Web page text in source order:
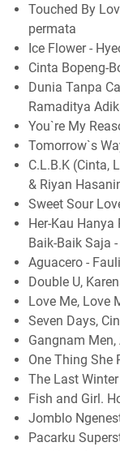
Touched By
permata
Ice Flower -
Cinta Bopeng-
Dunia Tanpa
Ramaditya
You`re My
Tomorrow`s
C.L.B.K (Cinta,
& Riyan
Sweet Sour
Her-Kau
Baik-Baik Saja
Aguacero -
Double U,
Love Me, Love
Seven Days,
Gangnam
One Thing She
The Last
Fish and Girl.
Jomblo
Pacarku